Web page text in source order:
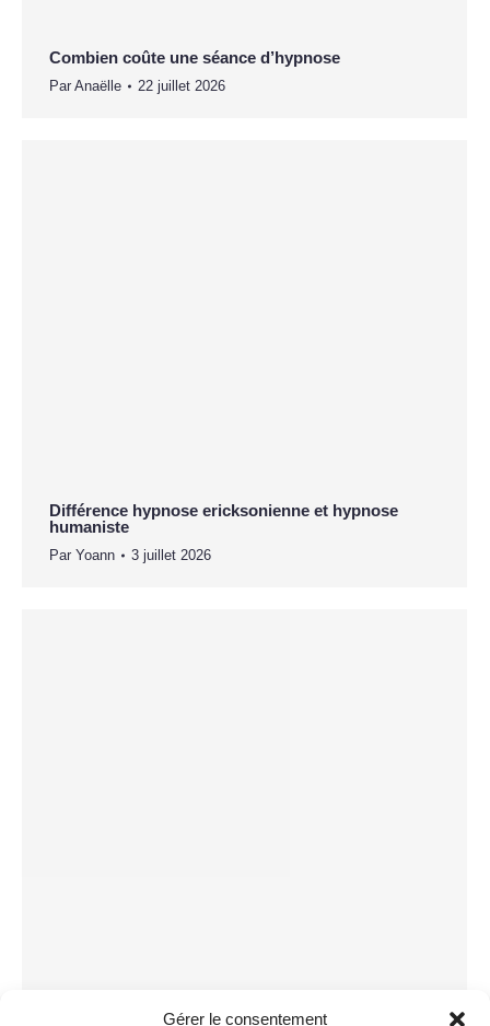
Gérer le consentement
Combien coûte une séance d’hypnose
Par Anaëlle 22 juillet 2026
Différence hypnose ericksonienne et hypnose
humaniste
Par Yoann 3 juillet 2026